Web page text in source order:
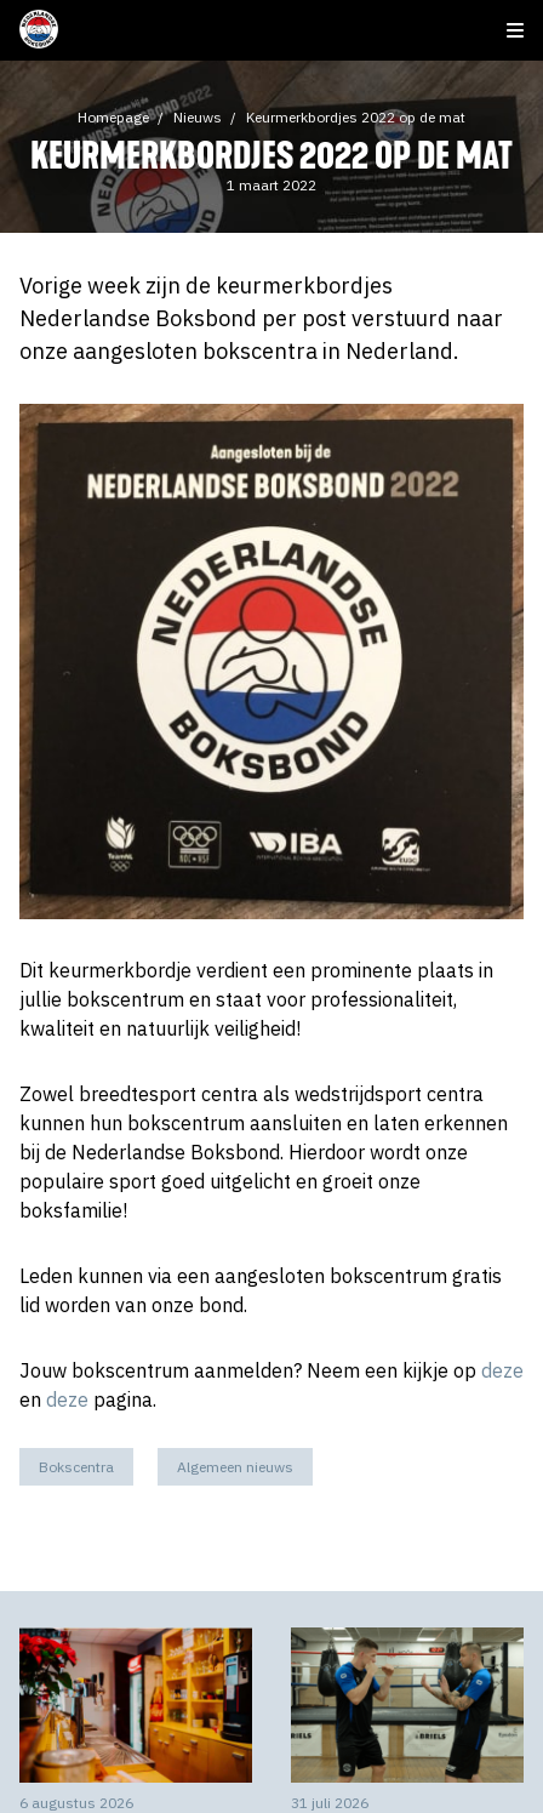
Homepage Nieuws Keurmerkbordjes 2022 op de mat
KEURMERKBORDJES 2022 OP DE MAT
1 maart 2022
Vorige week zijn de keurmerkbordjes
Nederlandse Boksbond per post verstuurd naar
onze aangesloten bokscentra in Nederland.
Dit keurmerkbordje verdient een prominente plaats in
jullie bokscentrum en staat voor professionaliteit,
kwaliteit en natuurlijk veiligheid!
Zowel breedtesport centra als wedstrijdsport centra
kunnen hun bokscentrum aansluiten en laten erkennen
bij de Nederlandse Boksbond. Hierdoor wordt onze
populaire sport goed uitgelicht en groeit onze
boksfamilie!
Leden kunnen via een aangesloten bokscentrum gratis
lid worden van onze bond.
Jouw bokscentrum aanmelden? Neem een kijkje op deze
en deze pagina.
Bokscentra Algemeen nieuws
6 augustus 2026 31 juli 2026